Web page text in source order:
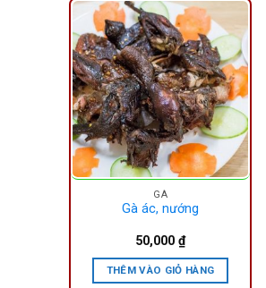
GÀ
Gà ác, nướng
50,000₫
THÊM VÀO GIỎ HÀNG